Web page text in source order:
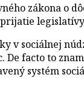
zákona o
facto to
systém